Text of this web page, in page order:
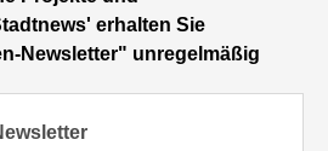
erhalten Sie
Newsletter" unregelmäßig